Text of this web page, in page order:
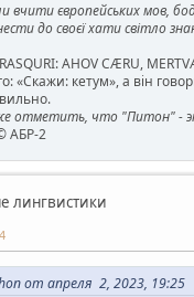
вчити європейських мов,
до своєї хати світло
AHOV CÆRU,
«Скажи: кетум», а він
отметить, что "Питон" -
АБР-2
лингвистики
от апреля 2, 2023, 19:25